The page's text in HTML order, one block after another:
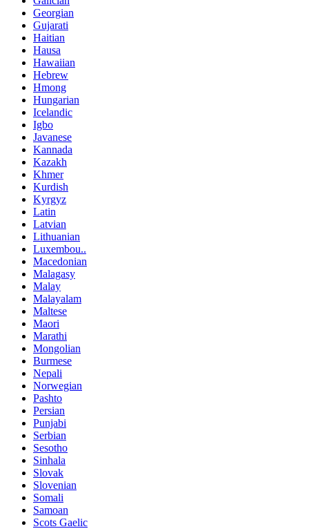
Georgian
Gujarati
Haitian
Hausa
Hawaiian
Hebrew
Hmong
Hungarian
Icelandic
Igbo
Javanese
Kannada
Kazakh
Khmer
Kurdish
Kyrgyz
Latin
Latvian
Lithuanian
Luxembou..
Macedonian
Malagasy
Malay
Malayalam
Maltese
Maori
Marathi
Mongolian
Burmese
Nepali
Norwegian
Pashto
Persian
Punjabi
Serbian
Sesotho
Sinhala
Slovak
Slovenian
Somali
Samoan
Scots Gaelic